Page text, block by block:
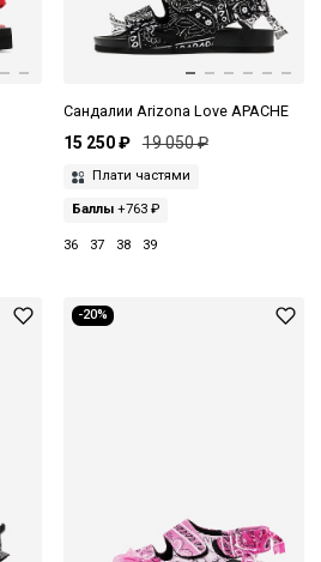
Сандалии Arizona Love APACHE
15 250 ₽ 19 050 ₽
Плати частями
Баллы+763 ₽
36 37 38 39
-20%